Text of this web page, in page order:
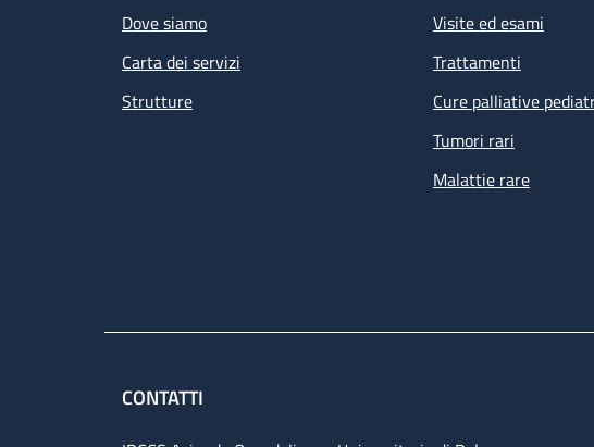
Dove siamo
Carta dei servizi
Strutture
Visite ed esami
Trattamenti
Cure palliative
Tumori rari
Malattie rare
CONTATTI